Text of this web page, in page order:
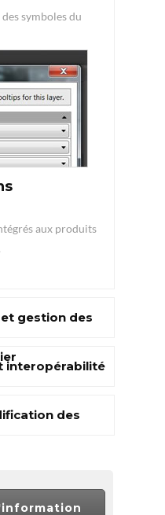
symboles du
aux produits
gestion des
interopérabilité
des